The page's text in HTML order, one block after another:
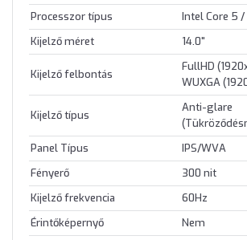
Processzor típus
Intel Core 5
Kijelző méret
14.0"
Kijelző felbontás
FullHD
WUXGA
Kijelző típus
Anti-glare
Panel Típus
IPS/WVA
Fényerő
300 nit
Kijelző frekvencia
60Hz
Érintőképernyő
Nem